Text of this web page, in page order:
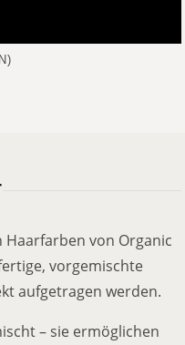
von Organic
vorgemischte
aufgetragen werden.
– sie ermöglichen